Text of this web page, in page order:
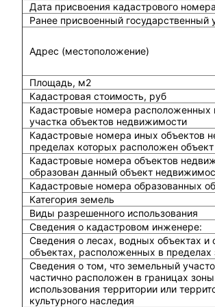
Дата присвоения кадастрового номера
Ранее присвоенный государственный
Адрес (местоположение)
Площадь, м2
Кадастровая стоимость, руб
Кадастровые номера расположенных
участка объектов недвижимости
Кадастровые номера иных объектов
пределах которых расположен
Кадастровые номера объектов
образован данный объект
Кадастровые номера образованных
Категория земель
Виды разрешенного использования
Сведения о кадастровом инженере:
Cведения о лесах, водных объектах
объектах, расположенных в пределах
Сведения о том, что земельный
частично расположен в границах
использования территории или
культурного наследия